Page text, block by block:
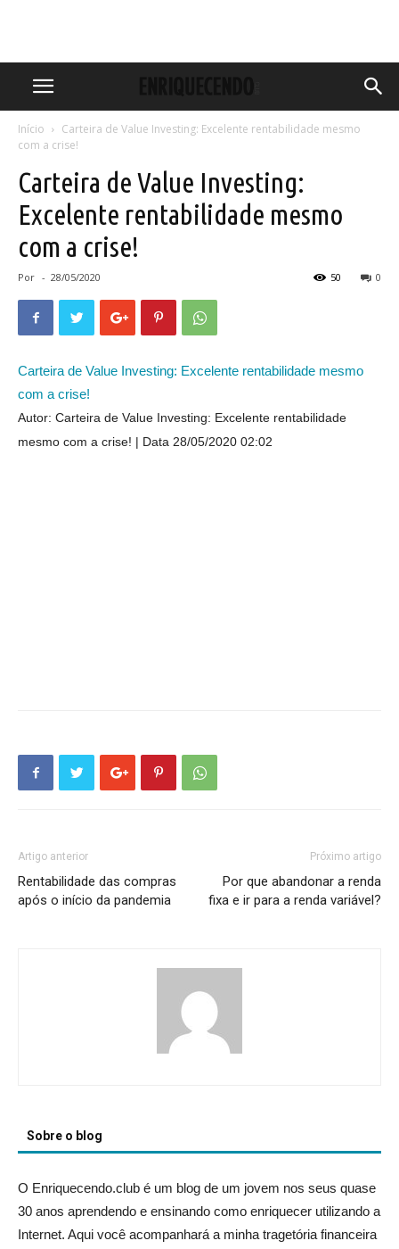
Início
Carteira de Value Investing: Excelente rentabilidade mesmo
com a crise!
Carteira de Value Investing:
Excelente rentabilidade mesmo
com a crise!
Por - 28/05/2020 0
50
Carteira de Value Investing: Excelente rentabilidade mesmo
com a crise!
Autor: Carteira de Value Investing: Excelente rentabilidade
mesmo com a crise!
Data 28/05/2020 02:02
Artigo anterior
Rentabilidade das compras
após o início da pandemia
Próximo artigo
Por que abandonar a renda
fixa e ir para a renda variável?
Sobre o blog
O Enriquecendo.club é um blog de um jovem nos seus quase
30 anos aprendendo e ensinando como enriquecer utilizando a
Internet. Aqui você acompanhará a minha tragetória financeira